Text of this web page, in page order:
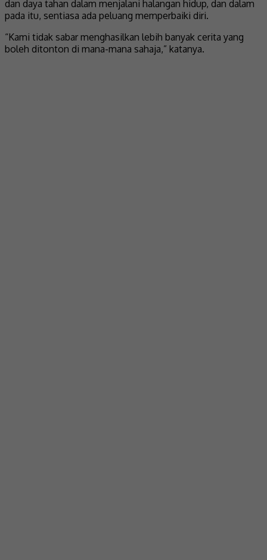
dan daya tahan dalam menjalani halangan hidup, dan dalam
pada itu, sentiasa ada peluang memperbaiki diri.
“Kami tidak sabar menghasilkan lebih banyak cerita yang
boleh ditonton di mana-mana sahaja,” katanya.